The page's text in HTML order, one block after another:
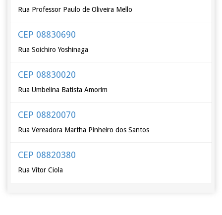
Rua Professor Paulo de Oliveira Mello
CEP 08830690
Rua Soichiro Yoshinaga
CEP 08830020
Rua Umbelina Batista Amorim
CEP 08820070
Rua Vereadora Martha Pinheiro dos Santos
CEP 08820380
Rua Vítor Ciola